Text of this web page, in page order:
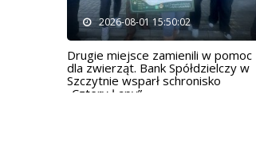
2026-08-01 15:50:02
Drugie miejsce zamienili w pomoc
dla zwierząt. Bank Spółdzielczy w
Szczytnie wsparł schronisko
„Cztery Łapy”